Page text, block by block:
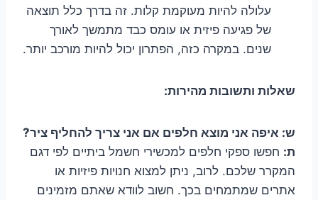
עלולה להיות מעוקמת קלות. זה בדרך כלל תוצאה
של פגיעה פיזית או עומס כבד מתמשך לאורך
שנים. במקרה כזה, הפתרון יכול להיות מורכב יותר.
שאלות ותשובות מהירות:
ש: איפה אני מוצא חלפים אם אני צריך להחליף ציר?
ת: חפשו ספקי חלפים למכשירי חשמל ביתיים לפי דגם
המקרר שלכם. לרוב, ניתן למצוא חנויות פיזיות או
אתרים שמתמחים בכך. חשוב לוודא שאתם מזמינים